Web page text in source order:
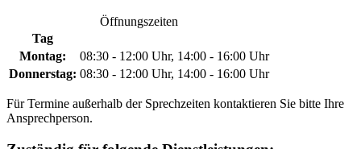
Öffnungszeiten
Tag
Montag:
08:30 - 12:00 Uhr, 14:00 - 16:00 Uhr
Donnerstag: 08:30 - 12:00 Uhr, 14:00 - 16:00 Uhr
Für Termine außerhalb der Sprechzeiten kontaktieren Sie bitte Ihre
Ansprechperson.